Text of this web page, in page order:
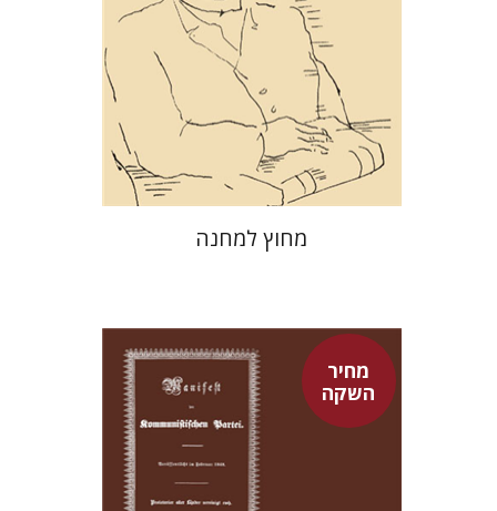
מחיר השקה
$42
$29
מחוץ למחנה
מחיר
השקהפיני איפרגן